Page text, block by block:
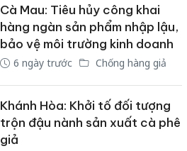
Cà Mau: Tiêu hủy công khai
hàng ngàn sản phẩm nhập lậu,
bảo vệ môi trường kinh doanh
6 ngày trước Chống hàng giả
Khánh Hòa: Khởi tố đối tượng
trộn đậu nành sản xuất cà phê
giả